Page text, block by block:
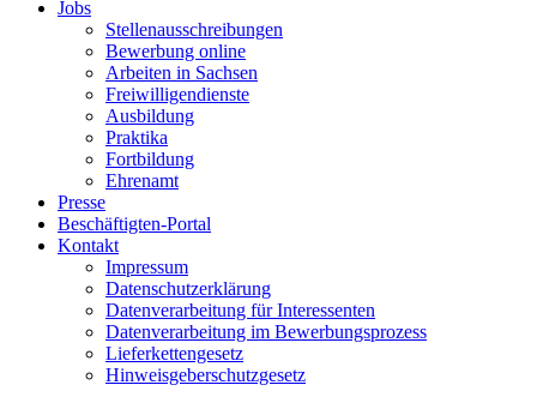
Jobs
Stellenausschreibungen
Bewerbung online
Arbeiten in Sachsen
Freiwilligendienste
Ausbildung
Praktika
Fortbildung
Ehrenamt
Presse
Beschäftigten-Portal
Kontakt
Impressum
Datenschutzerklärung
Datenverarbeitung für Interessenten
Datenverarbeitung im Bewerbungsprozess
Lieferkettengesetz
Hinweisgeberschutzgesetz